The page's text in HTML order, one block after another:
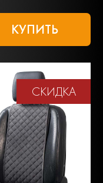
КУПИТЬ
СКИДКА